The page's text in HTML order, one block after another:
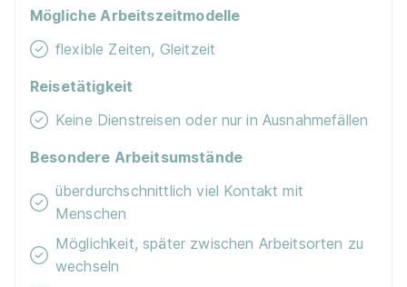
Mögliche Arbeitszeitmodelle
flexible Zeiten, Gleitzeit
Reisetätigkeit
Keine Dienstreisen oder nur in Ausnahmefällen
Besondere Arbeitsumstände
überdurchschnittlich viel Kontakt mit
Menschen
Möglichkeit, später zwischen Arbeitsorten zu
wechseln